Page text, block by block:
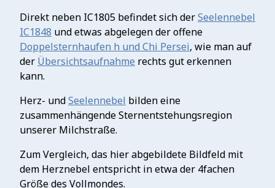
Direkt neben IC1805 befindet sich derSeelennebel
IC1848 und etwas abgelegen der offene
Doppelsternhaufen h und Chi Persei, wie man auf
der Übersichtsaufnahme rechts gut erkennen
kann.
Herz- undSeelennebel bilden eine
zusammenhängende Sternentstehungsregion
unserer Milchstraße.
Zum Vergleich, das hier abgebildete Bildfeld mit
dem Herznebel entspricht in etwa der 4fachen
Größe des Vollmondes.